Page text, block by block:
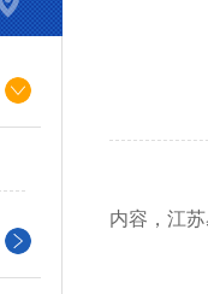
您正在
内容，江